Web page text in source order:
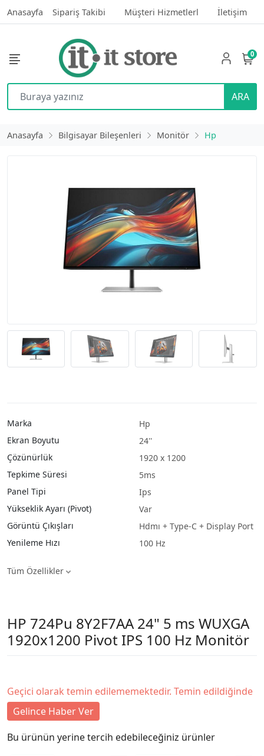
Anasayfa Sipariş Takibi Müşteri Hizmetlerl İletişim
ARA
0
Anasayfa Bilgisayar Bileşenleri Monitör Hp
Marka
Hp
Ekran Boyutu
24''
Çözünürlük
1920 x 1200
Tepkime Süresi
5ms
Panel Tipi
Ips
Yükseklik Ayarı (Pivot)
Var
Görüntü Çıkışları
Hdmı + Type-C + Display Port
Yenileme Hızı
100 Hz
Tüm Özellikler
HP 724Pu 8Y2F7AA 24" 5 ms WUXGA
1920x1200 Pivot IPS 100 Hz Monitör
Geçici olarak temin edilememektedir. Temin edildiğinde
Gelince Haber Ver
Bu ürünün yerine tercih edebileceğiniz ürünler